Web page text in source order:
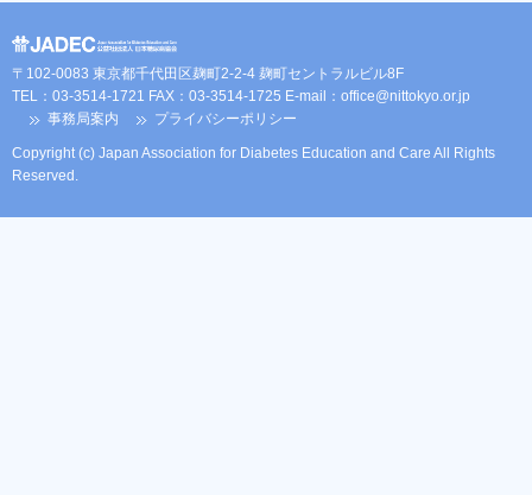
〒102-0083 東京都千代田区麹町2-2-4 麹町セントラルビル8F
TEL：03-3514-1721 FAX：03-3514-1725 E-mail： office@nittokyo.or.jp
事務局案内
プライバシーポリシー
Copyright (c) Japan Association for Diabetes Education and Care All Rights
Reserved.